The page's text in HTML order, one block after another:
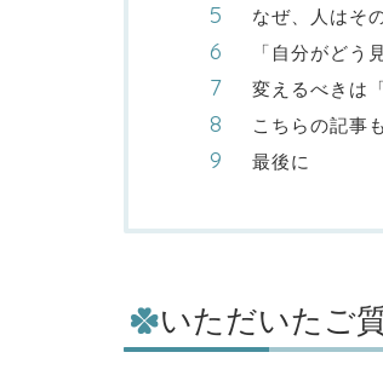
なぜ、人はそ
「自分がどう
変えるべきは
こちらの記事
最後に
いただいたご